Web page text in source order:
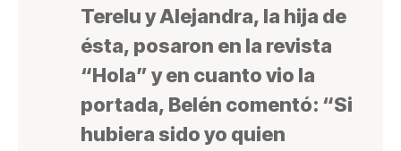
Terelu y Alejandra, la hija de
ésta, posaron en la revista
“Hola” y en cuanto vio la
portada, Belén comentó: “Si
hubiera sido yo quien